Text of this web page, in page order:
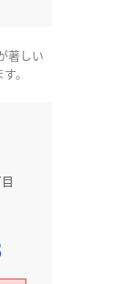
著しい
。